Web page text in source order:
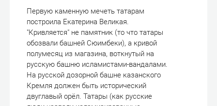
Первую каменную мечеть татарам
построила Екатерина Великая.
"Кривляется" не памятник (то что татары
обозвали башней Сюимбеки), а кривой
полумесяц из магазина, воткнутый на
русскую башню исламистами-вандалами.
На русской дозорной башне казанского
Кремля должен быть исторический
двуглавый орёл. Татары (как русские